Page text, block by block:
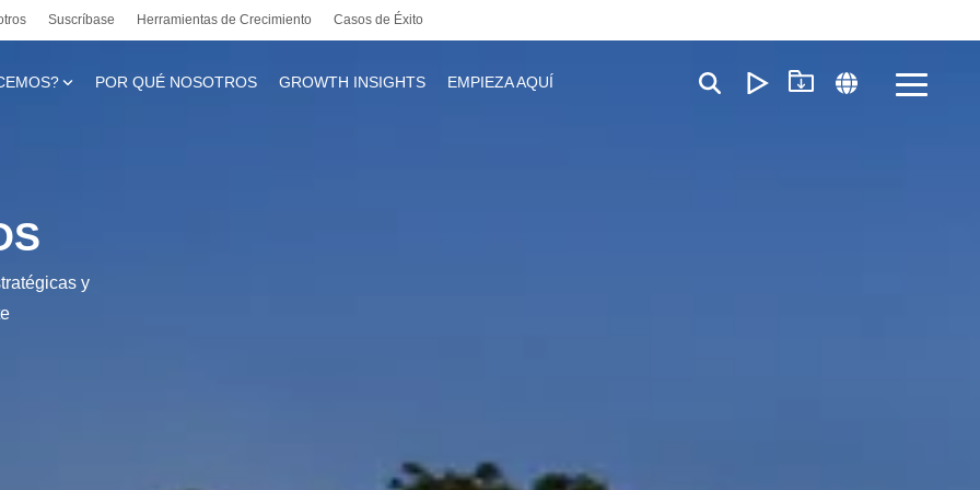
Suscríbase Herramientas de Crecimiento Casos de Éxito
POR QUÉ NOSOTROS GROWTH INSIGHTS EMPIEZA AQUÍ
Toggle
y